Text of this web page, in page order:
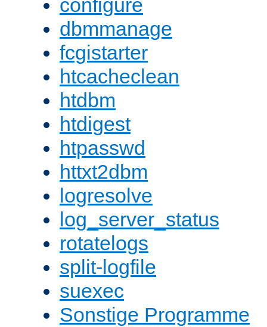
configure
dbmmanage
fcgistarter
htcacheclean
htdbm
htdigest
htpasswd
httxt2dbm
logresolve
log_server_status
rotatelogs
split-logfile
suexec
Sonstige Programme